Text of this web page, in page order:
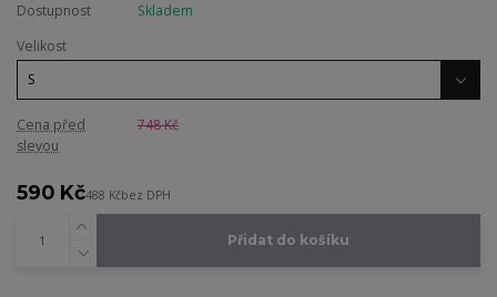
Dostupnost
Skladem
Velikost
Cena před
slevou
748 Kč
590 Kč488 Kčbez DPH
Přidat do košíku